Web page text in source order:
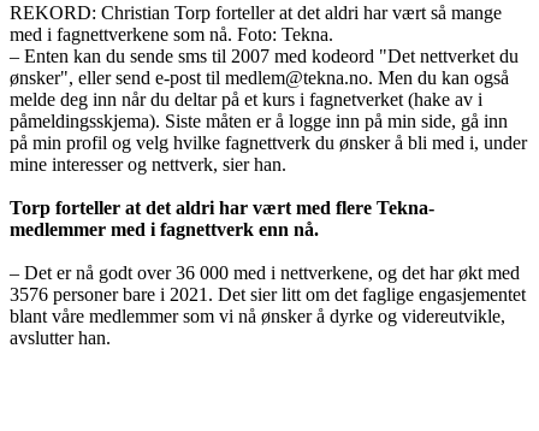
REKORD: Christian Torp forteller at det aldri har vært så mange
med i fagnettverkene som nå. Foto: Tekna.
– Enten kan du sende sms til 2007 med kodeord "Det nettverket du
ønsker", eller send e-post til medlem@tekna.no. Men du kan også
melde deg inn når du deltar på et kurs i fagnetverket (hake av i
påmeldingsskjema). Siste måten er å logge inn på min side, gå inn
på min profil og velg hvilke fagnettverk du ønsker å bli med i, under
mine interesser og nettverk, sier han.
Torp forteller at det aldri har vært med flere Tekna-
medlemmer med i fagnettverk enn nå.
– Det er nå godt over 36 000 med i nettverkene, og det har økt med
3576 personer bare i 2021. Det sier litt om det faglige engasjementet
blant våre medlemmer som vi nå ønsker å dyrke og videreutvikle,
avslutter han.